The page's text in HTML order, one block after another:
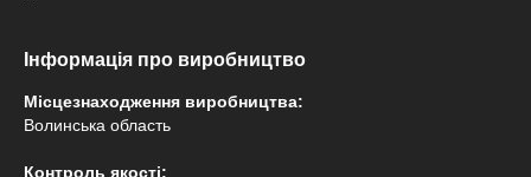
Інформація про виробництво
Місцезнаходження виробництва:
Волинська область
Контроль якості: